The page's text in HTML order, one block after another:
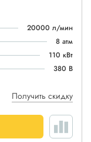
20000 л/мин
8 атм
110 кВт
380 В
Получить скидку